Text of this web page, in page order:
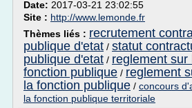
Date: 2017-03-21 23:02:55
Site : http://www.lemonde.fr
Thèmes liés : recrutement
publique d'etat / statut
publique d'etat / reglement sur
fonction publique / reglement
la fonction publique / concours
la fonction publique territoriale